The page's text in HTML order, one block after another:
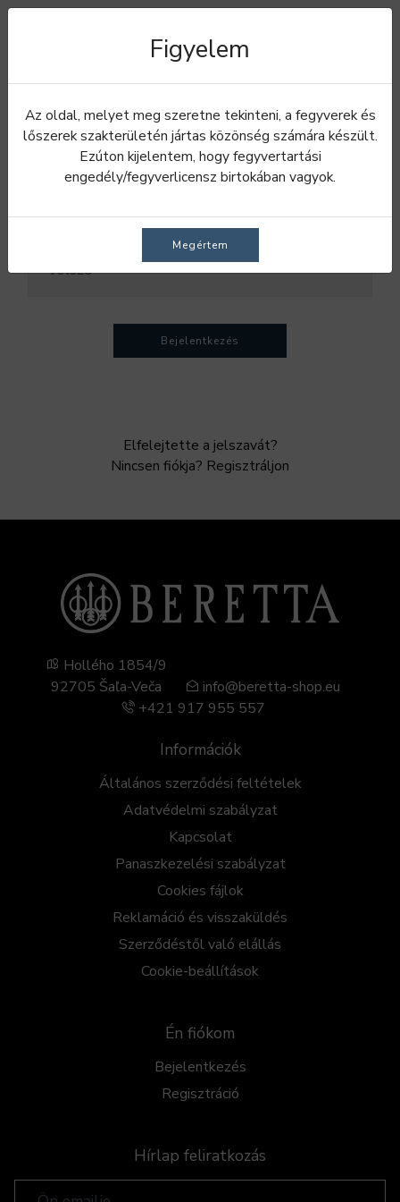
Bejelentkezés
Bejelentkezés
Elfelejtette a jelszavát?
Nincsen fiókja? Regisztráljon
Hírlap feliratkozás
Információk
Általános szerződési feltételek
Adatvédelmi szabályzat
Kapcsolat
Panaszkezelési szabályzat
Cookies fájlok
Reklamáció és visszaküldés
Szerződéstől való elállás
Cookie-beállítások
Én fiókom
Bejelentkezés
Regisztráció
Hollého 1854/9
92705 Šaľa-Veča
info@beretta-shop.eu
+421 917 955 557
Figyelem
Az oldal, melyet meg szeretne tekinteni, a fegyverek és
lőszerek szakterületén jártas közönség számára készült.
Ezúton kijelentem, hogy fegyvertartási
engedély/fegyverlicensz birtokában vagyok.
Megértem